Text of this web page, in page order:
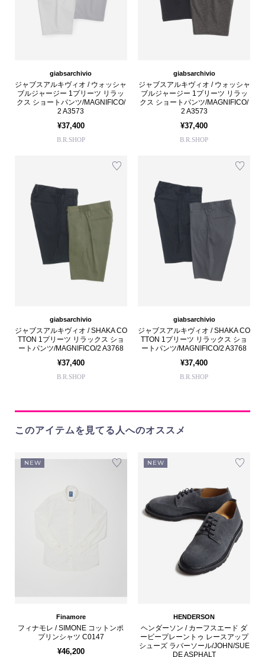
giabsarchivio
ジャブスアルキヴィオ / ウォッシャ
ブルジャージー 1プリーツ リラッ
クス ショートパンツ/MAGNIFICO/
2 A3573
¥37,400
B.R.SHOP
giabsarchivio
ジャブスアルキヴィオ / ウォッシャ
ブルジャージー 1プリーツ リラッ
クス ショートパンツ/MAGNIFICO/
2 A3573
¥37,400
B.R.SHOP
giabsarchivio
ジャブスアルキヴィオ / SHAKA CO
TTON 1プリーツ リラックス ショ
ートパンツ/MAGNIFICO/2 A3768
¥37,400
B.R.SHOP
giabsarchivio
ジャブスアルキヴィオ / SHAKA CO
TTON 1プリーツ リラックス ショ
ートパンツ/MAGNIFICO/2 A3768
¥37,400
B.R.SHOP
このアイテムを見てる人へのオススメ
NEW
Finamore
フィナモレ / SIMONE コットンポ
プリンシャツ C0147
¥46,200
NEW
HENDERSON
ヘンダーソン / カーフスエード ダ
ービープレーントゥ レースアップ
シューズ ラバーソール/JOHN/SUE
DE ASPHALT